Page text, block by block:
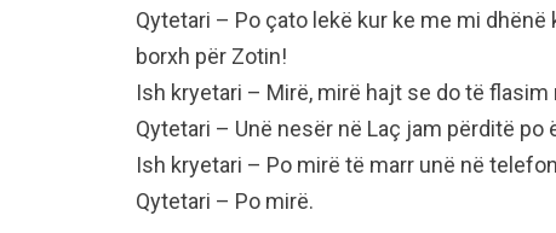
Qytetari – Po çato lekë kur ke me mi
borxh për Zotin!
Ish kryetari – Mirë, mirë hajt se do të
Qytetari – Unë nesër në Laç jam përditë po
Ish kryetari – Po mirë të marr unë në
Qytetari – Po mirë.